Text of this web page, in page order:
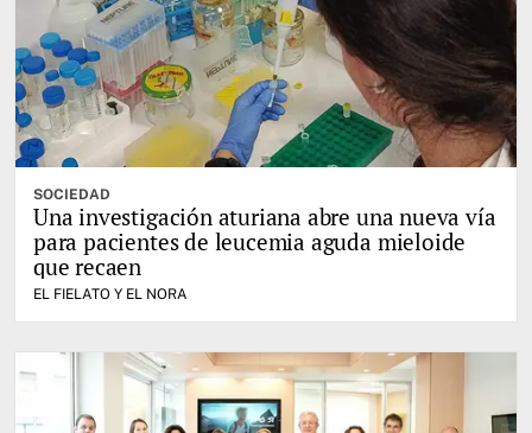
SOCIEDAD
Una investigación aturiana abre una nueva vía
para pacientes de leucemia aguda mieloide
que recaen
EL FIELATO Y EL NORA